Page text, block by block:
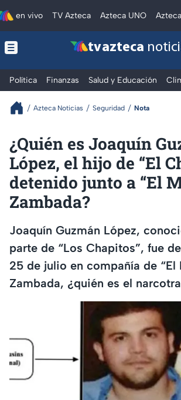
en vivo TV Azteca Azteca UNO
tv azteca
Política Finanzas Salud y Educación
Azteca Noticias Seguridad Nota
¿Quién es Joaquín
López, el hijo de “El
detenido junto a “El
Zambada?
Joaquín Guzmán López,
parte de “Los Chapitos”, fue
25 de julio en compañía de “El
Zambada, ¿quién es el